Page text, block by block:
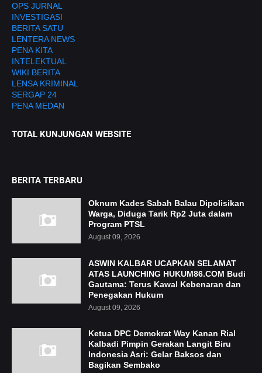
OPS JURNAL
INVESTIGASI
BERITA SATU
LENTERA NEWS
PENA KITA
INTELEKTUAL
WIKI BERITA
LENSA KRIMINAL
SERGAP 24
PENA MEDAN
TOTAL KUNJUNGAN WEBSITE
BERITA TERBARU
Oknum Kades Sabah Balau Dipolisikan
Warga, Diduga Tarik Rp2 Juta dalam
Program PTSL
August 09, 2026
ASWIN KALBAR UCAPKAN SELAMAT
ATAS LAUNCHING HUKUM86.COM Budi
Gautama: Terus Kawal Kebenaran dan
Penegakan Hukum
August 09, 2026
Ketua DPC Demokrat Way Kanan Rial
Kalbadi Pimpin Gerakan Langit Biru
Indonesia Asri: Gelar Baksos dan
Bagikan Sembako